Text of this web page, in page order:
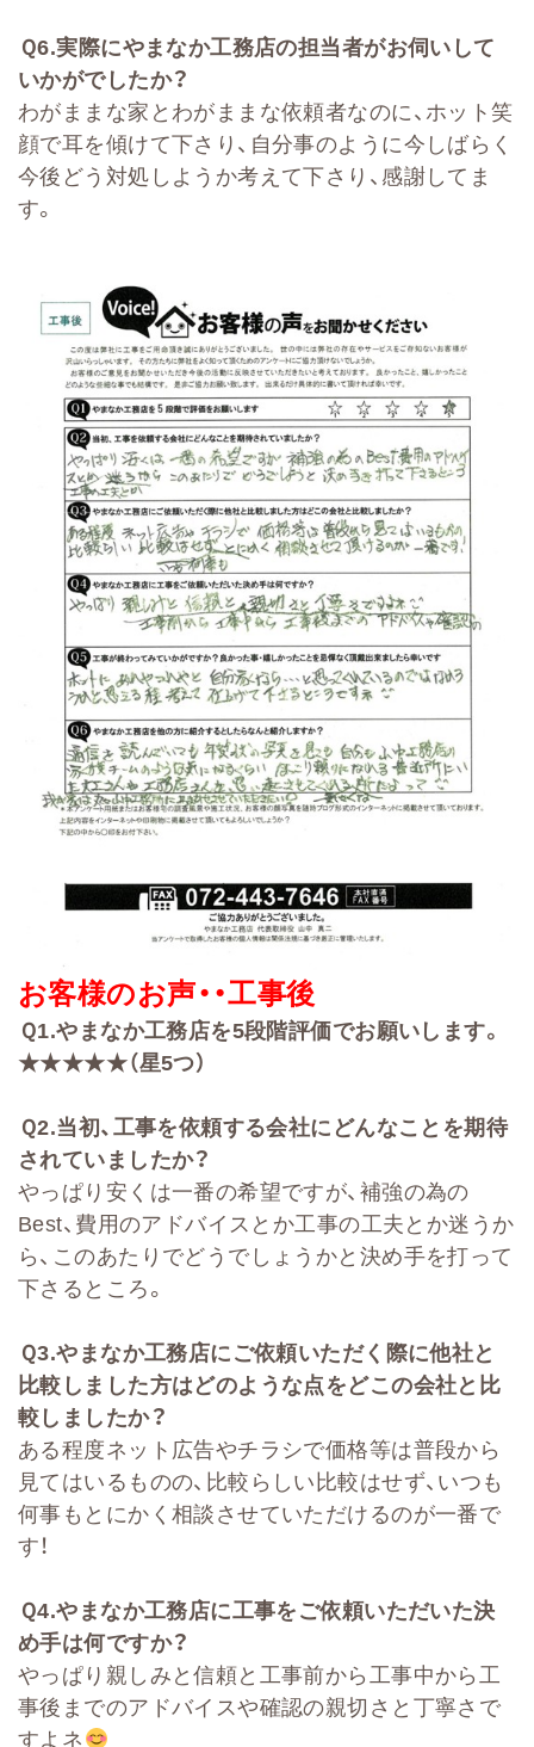
Ｑ6.実際にやまなか工務店の担当者がお伺いして
いかがでしたか？
わがままな家とわがままな依頼者なのに、ホット笑
顔で耳を傾けて下さり、自分事のように今しばらく
今後どう対処しようか考えて下さり、感謝してま
す。
お客様のお声・・工事後
Ｑ1.やまなか工務店を5段階評価でお願いします。
★★★★★（星5つ）
Ｑ2.当初、工事を依頼する会社にどんなことを期待
されていましたか？
やっぱり安くは一番の希望ですが、補強の為の
Best、費用のアドバイスとか工事の工夫とか迷うか
ら、このあたりでどうでしょうかと決め手を打って
下さるところ。
Ｑ3.やまなか工務店にご依頼いただく際に他社と
比較しました方はどのような点をどこの会社と比
較しましたか？
ある程度ネット広告やチラシで価格等は普段から
見てはいるものの、比較らしい比較はせず、いつも
何事もとにかく相談させていただけるのが一番で
す！
Ｑ4.やまなか工務店に工事をご依頼いただいた決
め手は何ですか？
やっぱり親しみと信頼と工事前から工事中から工
事後までのアドバイスや確認の親切さと丁寧さで
すよネ